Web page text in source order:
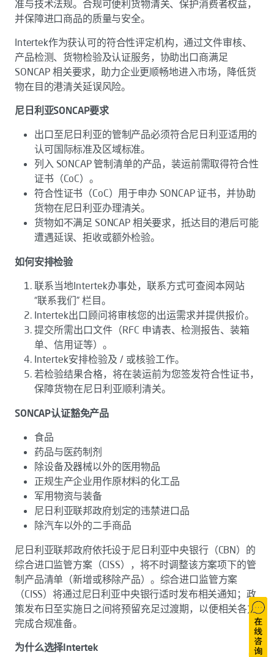
准与技术法规。合规可便利货物清关、保护消费者权益，
并保障进口商品的质量与安全。
Intertek作为获认可的符合性评定机构，通过文件审核、
产品检测、货物检验及认证服务，协助出口商满足
SONCAP 相关要求，助力企业更顺畅地进入市场，降低货
物在目的港清关延误风险。
尼日利亚SONCAP要求
出口至尼日利亚的管制产品必须符合尼日利亚适用的
认可国际标准及区域标准。
列入 SONCAP 管制清单的产品，装运前需取得符合性
证书（CoC）。
符合性证书（CoC）用于申办 SONCAP 证书，并协助
货物在尼日利亚办理清关。
货物如不满足 SONCAP 相关要求，抵达目的港后可能
遭遇延误、拒收或额外检验。
如何安排检验
联系当地Intertek办事处，联系方式可查阅本网站
“联系我们” 栏目。
Intertek出口顾问将审核您的出运需求并提供报价。
提交所需出口文件（RFC 申请表、检测报告、装箱
单、信用证等）。
Intertek安排检验及 / 或核验工作。
若检验结果合格，将在装运前为您签发符合性证书，
保障货物在尼日利亚顺利清关。
SONCAP认证豁免产品
食品
药品与医药制剂
除设备及器械以外的医用物品
正规生产企业用作原材料的化工品
军用物资与装备
尼日利亚联邦政府划定的违禁进口品
除汽车以外的二手商品
尼日利亚联邦政府依托设于尼日利亚中央银行（CBN）的
综合进口监管方案（CISS），将不时调整该方案项下的管
制产品清单（新增或移除产品）。综合进口监管方案
（CISS）将通过尼日利亚中央银行适时发布相关通知；政
策发布日至实施日之间将预留充足过渡期，以便相关各方
完成合规准备。
为什么选择Intertek